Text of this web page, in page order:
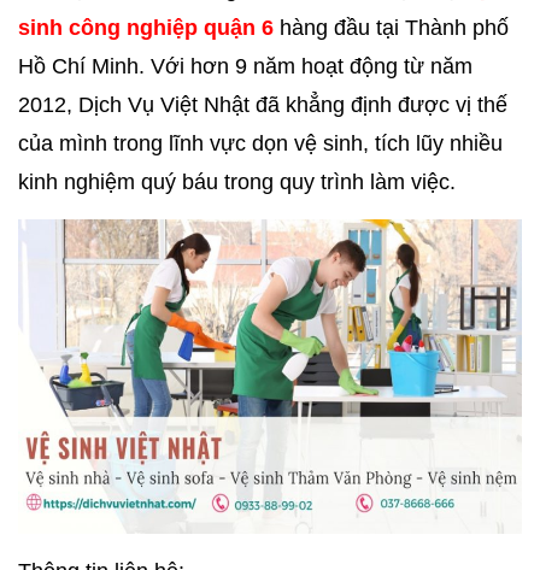
sinh công nghiệp quận 6 hàng đầu tại Thành phố
Hồ Chí Minh. Với hơn 9 năm hoạt động từ năm
2012, Dịch Vụ Việt Nhật đã khẳng định được vị thế
của mình trong lĩnh vực dọn vệ sinh, tích lũy nhiều
kinh nghiệm quý báu trong quy trình làm việc.